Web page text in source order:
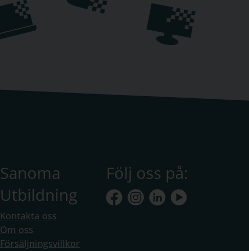
Sanoma
Utbildning
Kontakta oss
Om oss
Försäljningsvillkor
Följ oss på: